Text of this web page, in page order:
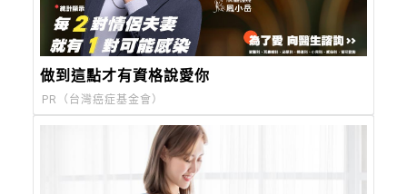
做到這點才有資格說愛你
PR（台灣癌症基金會）